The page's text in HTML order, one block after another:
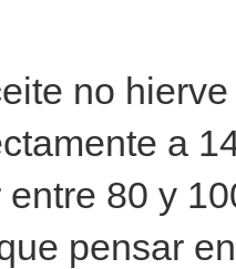
no
a
entre 80 y
pensar